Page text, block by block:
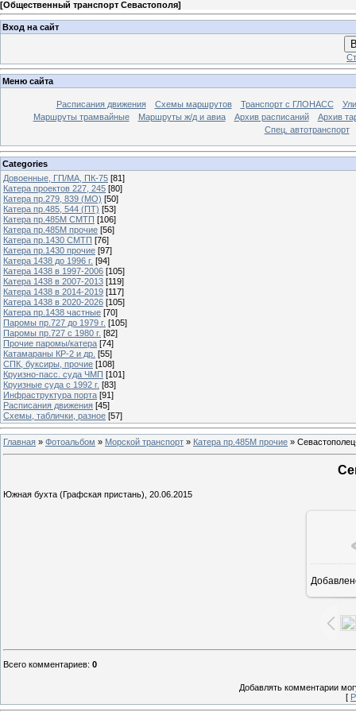
[Общественный транспорт Севастополя]
Вход на сайт
Меню сайта
Расписания движения Схемы маршрутов Транспорт с ГЛОНАСС
Маршруты трамвайные
Маршруты ж/д и авиа Архив расписаний
Архив
Спец. автотранспорт
Categories
Довоенные, ГП/МА, ПК-75 [81]
Катера проектов 227, 245 [80]
Катера пр.279, 839 (МО) [50]
Катера пр.485, 544 (ПТ) [53]
Катера пр.485М СМТП [106]
Катера пр.485М прочие [56]
Катера пр.1430 СМТП [76]
Катера пр.1430 прочие [97]
Катера 1438 до 1996 г. [94]
Катера 1438 в 1997-2006 [105]
Катера 1438 в 2007-2013 [119]
Катера 1438 в 2014-2019 [117]
Катера 1438 в 2020-2026 [105]
Катера пр.1438 частные [70]
Паромы пр.727 до 1979 г. [105]
Паромы пр.727 с 1980 г. [82]
Прочие паромы/катера [74]
Катамараны КР-2 и др. [55]
СПК, буксиры, прочие [108]
Круизно-пасс. суда ЧМП [101]
Круизные суда с 1992 г. [83]
Инфраструктура порта [91]
Расписания движения [45]
Схемы, таблички, разное [57]
Главная » Фотоальбом » Морской транспорт » Катера пр.485М прочие »
Южная бухта (Графская пристань), 20.06.2015
Всего комментариев: 0
Добавлять комментарии
[